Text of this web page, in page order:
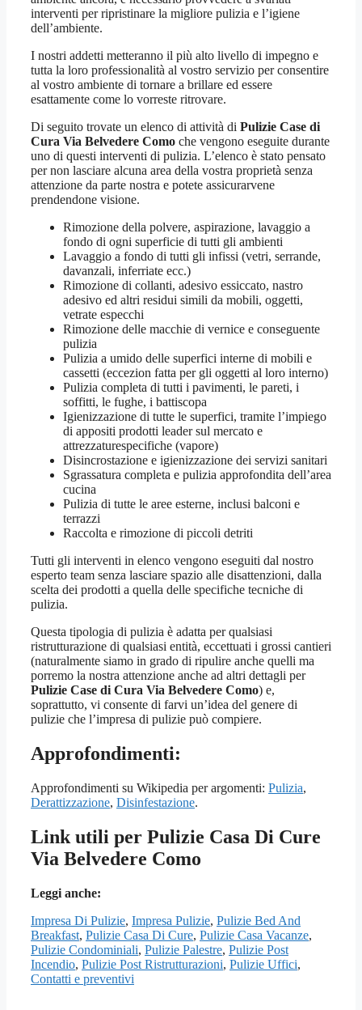
interventi per ripristinare la migliore pulizia e l’igiene
dell’ambiente.
I nostri addetti metteranno il più alto livello di impegno e
tutta la loro professionalità al vostro servizio per consentire
al vostro ambiente di tornare a brillare ed essere
esattamente come lo vorreste ritrovare.
Di seguito trovate un elenco di attività di Pulizie Case di
Cura Via Belvedere Como che vengono eseguite durante
uno di questi interventi di pulizia. L’elenco è stato pensato
per non lasciare alcuna area della vostra proprietà senza
attenzione da parte nostra e potete assicurarvene
prendendone visione.
Rimozione della polvere, aspirazione, lavaggio a
fondo di ogni superficie di tutti gli ambienti
Lavaggio a fondo di tutti gli infissi (vetri, serrande,
davanzali, inferriate ecc.)
Rimozione di collanti, adesivo essiccato, nastro
adesivo ed altri residui simili da mobili, oggetti,
vetrate especchi
Rimozione delle macchie di vernice e conseguente
pulizia
Pulizia a umido delle superfici interne di mobili e
cassetti (eccezion fatta per gli oggetti al loro interno)
Pulizia completa di tutti i pavimenti, le pareti, i
soffitti, le fughe, i battiscopa
Igienizzazione di tutte le superfici, tramite l’impiego
di appositi prodotti leader sul mercato e
attrezzaturespecifiche (vapore)
Disincrostazione e igienizzazione dei servizi sanitari
Sgrassatura completa e pulizia approfondita dell’area
cucina
Pulizia di tutte le aree esterne, inclusi balconi e
terrazzi
Raccolta e rimozione di piccoli detriti
Tutti gli interventi in elenco vengono eseguiti dal nostro
esperto team senza lasciare spazio alle disattenzioni, dalla
scelta dei prodotti a quella delle specifiche tecniche di
pulizia.
Questa tipologia di pulizia è adatta per qualsiasi
ristrutturazione di qualsiasi entità, eccettuati i grossi cantieri
(naturalmente siamo in grado di ripulire anche quelli ma
porremo la nostra attenzione anche ad altri dettagli per
Pulizie Case di Cura Via Belvedere Como) e,
soprattutto, vi consente di farvi un’idea del genere di
pulizie che l’impresa di pulizie può compiere.
Approfondimenti:
Approfondimenti su Wikipedia per argomenti: Pulizia,
Derattizzazione, Disinfestazione.
Link utili per Pulizie Casa Di Cure
Via Belvedere Como
Leggi anche:
Impresa Di Pulizie, Impresa Pulizie, Pulizie Bed And
Breakfast, Pulizie Casa Di Cure, Pulizie Casa Vacanze,
Pulizie Condominiali, Pulizie Palestre, Pulizie Post
Incendio, Pulizie Post Ristrutturazioni, Pulizie Uffici,
Contatti e preventivi